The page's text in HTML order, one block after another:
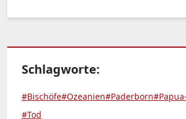
Schlagworte:
#Bischöfe#Ozeanien#Paderborn
#Tod